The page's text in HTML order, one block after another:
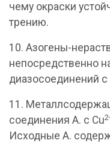
чему окраски
трению.
10. Азогены-
непосредственно
диазосоединений
11.
соединения А. с Cu
Исходные А.